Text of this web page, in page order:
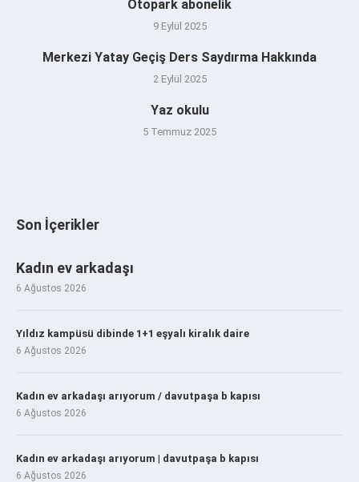
Otopark abonelik
9 Eylül 2025
Merkezi Yatay Geçiş Ders Saydırma Hakkında
2 Eylül 2025
Yaz okulu
5 Temmuz 2025
Son İçerikler
Kadın ev arkadaşı
6 Ağustos 2026
Yıldız kampüsü dibinde 1+1 eşyalı kiralık daire
6 Ağustos 2026
Kadın ev arkadaşı arıyorum / davutpaşa b kapısı
6 Ağustos 2026
Kadın ev arkadaşı arıyorum | davutpaşa b kapısı
6 Ağustos 2026